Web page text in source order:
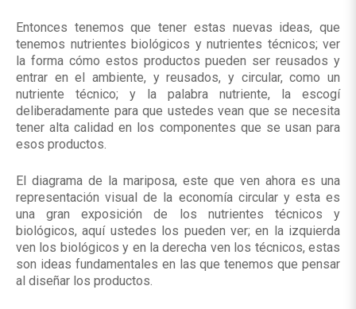
Entonces tenemos que tener estas nuevas ideas, que
tenemos nutrientes biológicos y nutrientes técnicos; ver
la forma cómo estos productos pueden ser reusados y
entrar en el ambiente, y reusados, y circular, como un
nutriente técnico; y la palabra nutriente, la escogí
deliberadamente para que ustedes vean que se necesita
tener alta calidad en los componentes que se usan para
esos productos.
El diagrama de la mariposa, este que ven ahora es una
representación visual de la economía circular y esta es
una gran exposición de los nutrientes técnicos y
biológicos, aquí ustedes los pueden ver; en la izquierda
ven los biológicos y en la derecha ven los técnicos, estas
son ideas fundamentales en las que tenemos que pensar
al diseñar los productos.